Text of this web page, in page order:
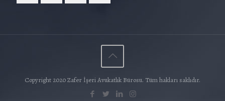
Copyright 2020 Zafer İşeri Avukatlık Bürosu. Tüm hakları saklıdır.